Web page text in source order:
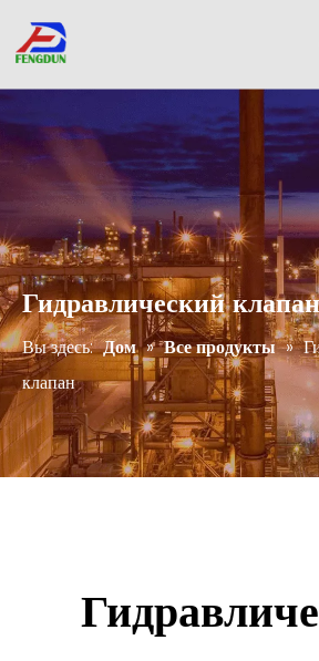
Гидравлический клапан
Вы здесь: Дом » Все продукты »
клапан